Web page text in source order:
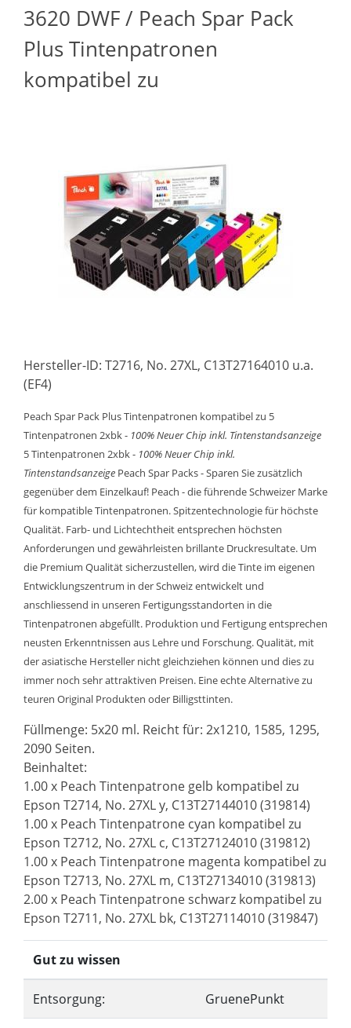
3620 DWF / Peach Spar Pack
Plus Tintenpatronen
kompatibel zu
Hersteller-ID: T2716, No. 27XL, C13T27164010 u.a.
(EF4)
Peach Spar Pack Plus Tintenpatronen kompatibel zu 5
Tintenpatronen 2xbk - 100% Neuer Chip inkl. Tintenstandsanzeige
5 Tintenpatronen 2xbk - 100% Neuer Chip inkl.
Tintenstandsanzeige Peach Spar Packs - Sparen Sie zusätzlich
gegenüber dem Einzelkauf! Peach - die führende Schweizer Marke
für kompatible Tintenpatronen. Spitzentechnologie für höchste
Qualität. Farb- und Lichtechtheit entsprechen höchsten
Anforderungen und gewährleisten brillante Druckresultate. Um
die Premium Qualität sicherzustellen, wird die Tinte im eigenen
Entwicklungszentrum in der Schweiz entwickelt und
anschliessend in unseren Fertigungsstandorten in die
Tintenpatronen abgefüllt. Produktion und Fertigung entsprechen
neusten Erkenntnissen aus Lehre und Forschung. Qualität, mit
der asiatische Hersteller nicht gleichziehen können und dies zu
immer noch sehr attraktiven Preisen. Eine echte Alternative zu
teuren Original Produkten oder Billigsttinten.
Füllmenge: 5x20 ml. Reicht für: 2x1210, 1585, 1295,
2090 Seiten.
Beinhaltet:
1.00 x Peach Tintenpatrone gelb kompatibel zu
Epson T2714, No. 27XL y, C13T27144010 (319814)
1.00 x Peach Tintenpatrone cyan kompatibel zu
Epson T2712, No. 27XL c, C13T27124010 (319812)
1.00 x Peach Tintenpatrone magenta kompatibel zu
Epson T2713, No. 27XL m, C13T27134010 (319813)
2.00 x Peach Tintenpatrone schwarz kompatibel zu
Epson T2711, No. 27XL bk, C13T27114010 (319847)
Gut zu wissen
Entsorgung: GruenePunkt